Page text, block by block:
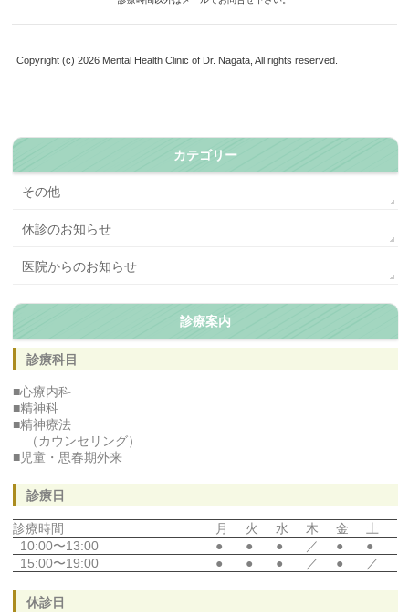
Copyright (c) 2026 Mental Health Clinic of Dr. Nagata, All rights reserved.
カテゴリー
その他
休診のお知らせ
医院からのお知らせ
診療案内
診療科目
■心療内科
■精神科
■精神療法
（カウンセリング）
■児童・思春期外来
診療日
診療時間 月 火 水 木 金
土
10:00〜13:00
● ● ● ／ ●
●
15:00〜19:00
● ● ● ／ ● ／
休診日